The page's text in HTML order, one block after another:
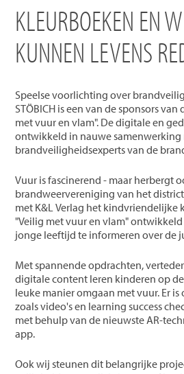
Contact
KLEURBOEKEN EN
KUNNEN LEVENS
Speelse voorlichting over
STÖBICH is een van de sponsors
met vuur en vlam". De digitale en
ontwikkeld in nauwe samenwerking
brandveiligheidsexperts van de
Vuur is fascinerend - maar herbergt
brandweervereniging van het
met K&L Verlag het kindvriendelijke
"Veilig met vuur en vlam"
jonge leeftijd te informeren over de
Met spannende opdrachten,
digitale content leren kinderen op
leuke manier omgaan met vuur. Er
zoals video's en learning success
met behulp van de nieuwste AR-
app.
Ook wij steunen dit belangrijke